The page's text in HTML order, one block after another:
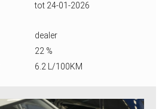
tot 24-01-2026
dealer
22 %
6.2 L/100KM